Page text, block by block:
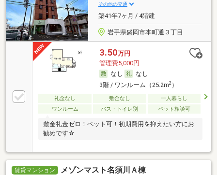
その他の交通
築41年7ヶ月 / 4階建
岩手県盛岡市本町通３丁目
3.50万円
管理費5,000円
なし
なし
3階 / ワンルーム（25.2m2）
礼金なし 敷金なし
一人暮らし
ワンルーム
バス・トイレ別 ペット相談可
敷金礼金ゼロ！ペット可！初期費用を抑えたい方にお
勧めです☆
賃貸マンション メゾンマスト名須川Ａ棟